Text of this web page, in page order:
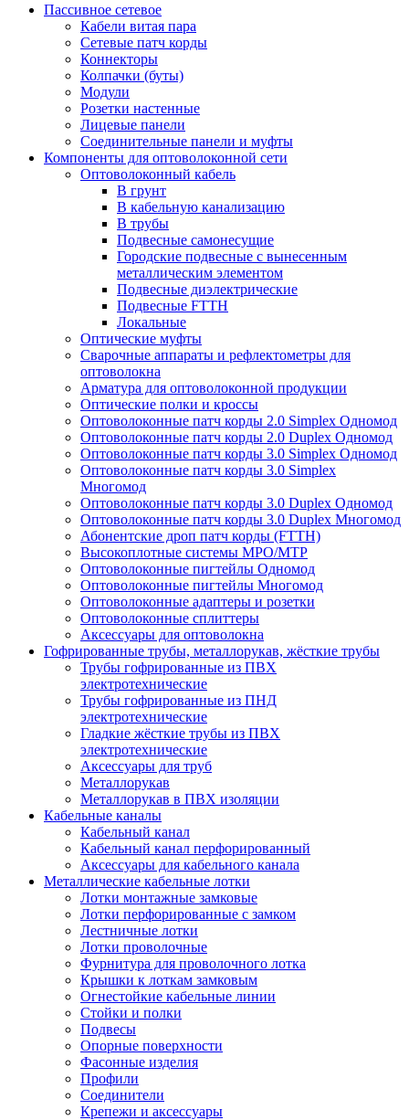
Пассивное сетевое
Кабели витая пара
Сетевые патч корды
Коннекторы
Колпачки (буты)
Модули
Розетки настенные
Лицевые панели
Соединительные панели и муфты
Компоненты для оптоволоконной сети
Оптоволоконный кабель
В грунт
В кабельную канализацию
В трубы
Подвесные самонесущие
Городские подвесные с вынесенным
металлическим элементом
Подвесные диэлектрические
Подвесные FTTH
Локальные
Оптические муфты
Сварочные аппараты и рефлектометры для
оптоволокна
Арматура для оптоволоконной продукции
Оптические полки и кроссы
Оптоволоконные патч корды 2.0 Simplex Одномод
Оптоволоконные патч корды 2.0 Duplex Одномод
Оптоволоконные патч корды 3.0 Simplex Одномод
Оптоволоконные патч корды 3.0 Simplex
Многомод
Оптоволоконные патч корды 3.0 Duplex Одномод
Оптоволоконные патч корды 3.0 Duplex Многомод
Абонентские дроп патч корды (FTTH)
Высокоплотные системы MPO/MTP
Оптоволоконные пигтейлы Одномод
Оптоволоконные пигтейлы Многомод
Оптоволоконные адаптеры и розетки
Оптоволоконные сплиттеры
Аксессуары для оптоволокна
Гофрированные трубы, металлорукав, жёсткие трубы
Трубы гофрированные из ПВХ
электротехнические
Трубы гофрированные из ПНД
электротехнические
Гладкие жёсткие трубы из ПВХ
электротехнические
Аксессуары для труб
Металлорукав
Металлорукав в ПВХ изоляции
Кабельные каналы
Кабельный канал
Кабельный канал перфорированный
Аксессуары для кабельного канала
Металлические кабельные лотки
Лотки монтажные замковые
Лотки перфорированные с замком
Лестничные лотки
Лотки проволочные
Фурнитура для проволочного лотка
Крышки к лоткам замковым
Огнестойкие кабельные линии
Стойки и полки
Подвесы
Опорные поверхности
Фасонные изделия
Профили
Соединители
Крепежи и аксессуары